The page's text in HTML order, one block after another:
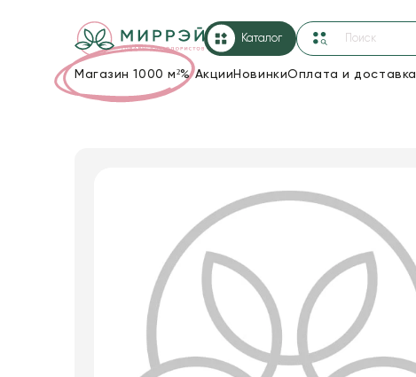
Каталог
Магазин 1000 м²%Акции НовинкиОплата и доставка
Декор для дома
Пакеты для цветов и подарков